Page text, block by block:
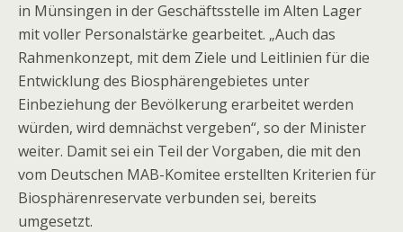
in Münsingen in der Geschäftsstelle im Alten Lager
mit voller Personalstärke gearbeitet. „Auch das
Rahmenkonzept, mit dem Ziele und Leitlinien für die
Entwicklung des Biosphärengebietes unter
Einbeziehung der Bevölkerung erarbeitet werden
würden, wird demnächst vergeben“, so der Minister
weiter. Damit sei ein Teil der Vorgaben, die mit den
vom Deutschen MAB-Komitee erstellten Kriterien für
Biosphärenreservate verbunden sei, bereits
umgesetzt.